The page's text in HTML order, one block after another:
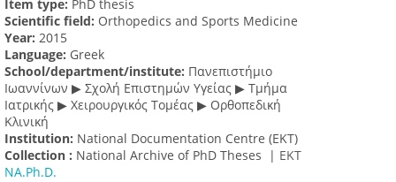
Item type: PhD thesis
Scientific field: Orthopedics and Sports Medicine
Υear: 2015
Language: Greek
School/department/institute: Πανεπιστήμιο
Ιωαννίνων ▶ Σχολή Επιστημών Υγείας ▶ Τμήμα
Ιατρικής ▶ Χειρουργικός Τομέας ▶ Ορθοπεδική
Κλινική
Institution: National Documentation Centre (EKT)
Collection : National Archive of PhD Theses | ΕΚΤ
NA.Ph.D.